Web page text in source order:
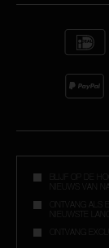
BLIJF OP DE
NIEUWS VAN
ONTVANG ALS
NIEUWSTE
ONTVANG